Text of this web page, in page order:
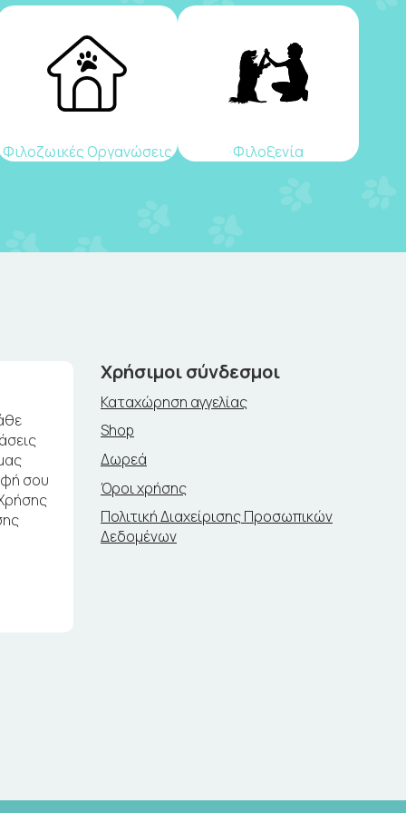
Φιλοζωικές Οργανώσεις Φιλοξενία
σου
Χρήσιμοι σύνδεσμοι
Καταχώρηση αγγελίας
Shop
Δωρεά
Όροι χρήσης
Πολιτική Διαχείρισης Προσωπικών
Δεδομένων